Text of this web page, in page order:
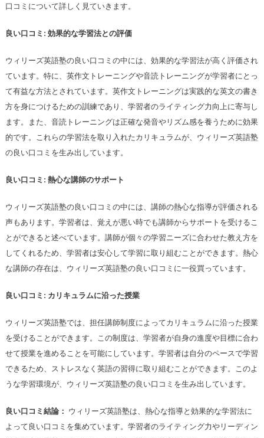
口コミについて詳しく見ていきます。
良い口コミ: 効果的な学習法との評価
ウィリーズ英語塾の良い口コミの中には、効果的な学習法が高く評価され
ています。特に、英作文トレーニングや音読トレーニングが学習者にとっ
て有益な方法とされています。英作文トレーニングは実践的な英文の書き
方を身につけるための訓練であり、学習者のライティング力向上に寄与し
ます。また、音読トレーニングは正確な発音やリズム感を養うために効果
的です。これらの学習法を取り入れたカリキュラムが、ウィリーズ英語塾
の良い口コミを生み出しています。
良い口コミ: 熱心な講師のサポート
ウィリーズ英語塾の良い口コミの中には、講師の熱心な指導が評価される
声もあります。学習者は、覚えが悪い時でも講師からサポートを受けるこ
とができると述べています。講師が個々の学習ニーズに合わせた教え方を
してくれるため、学習者は安心して学習に取り組むことができます。熱心
な講師の存在は、ウィリーズ英語塾の良い口コミに一役買っています。
良い口コミ: カリキュラムに沿った授業
ウィリーズ英語塾では、担任講師制度によってカリキュラムに沿った授業
を受けることができます。この制度は、学習者が自身の進度や目標に合わ
せて授業を進めることを可能にしています。学習者は自分のペースで学習
できるため、ストレスなく英語の習得に取り組むことができます。このよ
うな学習環境が、ウィリーズ英語塾の良い口コミを生み出しています。
良い口コミ結論： ウィリーズ英語塾は、熱心な指導と効果的な学習法に
よって良い口コミを集めています。学習者のライティング力やリーディン